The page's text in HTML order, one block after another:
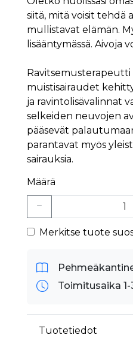
siitä, mitä voisit tehdä
mullistavat elämän.
lisääntymässä.
muistisairaudet
ja ravintolisävalinnat
selkeiden neuvojen
pääsevät
parantavat myös
sairauksia.
Määrä
Merkitse tuote
Toimitusaika
Tuotetiedot